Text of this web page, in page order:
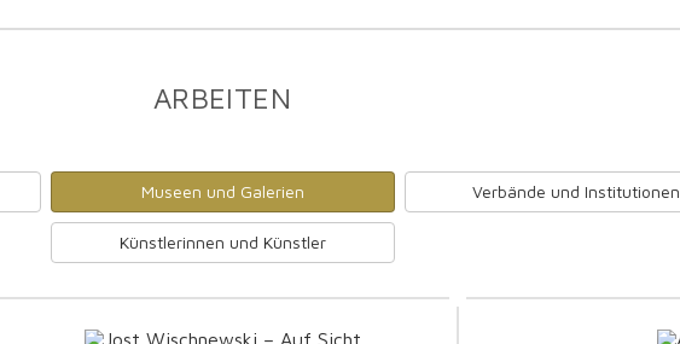
ARBEITEN
Museen und Galerien Verbände und Institutionen
Künstlerinnen und Künstler